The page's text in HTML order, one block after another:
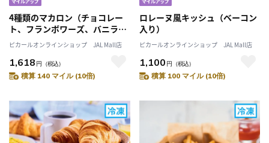
4種類のマカロン（チョコレー
ト、フランボワーズ、バニラ、
ピスタチオ）
ピカールオンラインショップ JAL Mall店
1,618 円 （税込）
積算 140 マイル (10倍)
ロレーヌ風キッシュ（ベーコン
入り）
ピカールオンラインショップ JAL Mall店
1,100 円 （税込）
積算 100 マイル (10倍)